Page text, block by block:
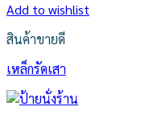
Add to wishlist
สินค้าขายดี
เหล็กรัดเสา